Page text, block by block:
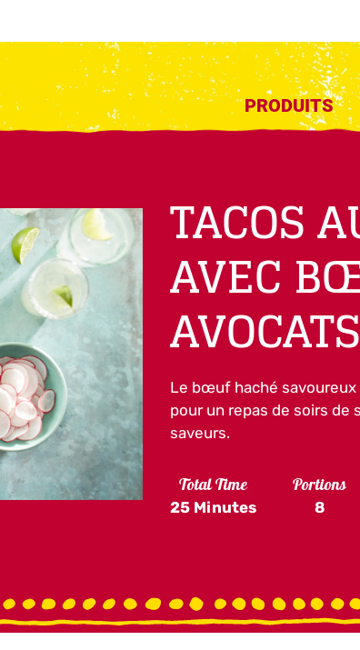
PRODUITS
TACOS
AVEC
AVOCATS
Le bœuf haché
pour un repas de soirs de
saveurs.
Total Time
25 Minutes
Portions
8